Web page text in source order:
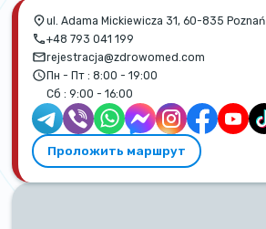
ul. Adama Mickiewicza 31, 60-835 Poznań
+48 793 041 199
rejestracja@zdrowomed.com
Пн - Пт : 8:00 - 19:00
Сб : 9:00 - 16:00
Проложить маршрут